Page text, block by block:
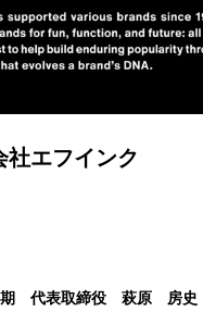
社エフインク
期 代表取締役 萩原 房史